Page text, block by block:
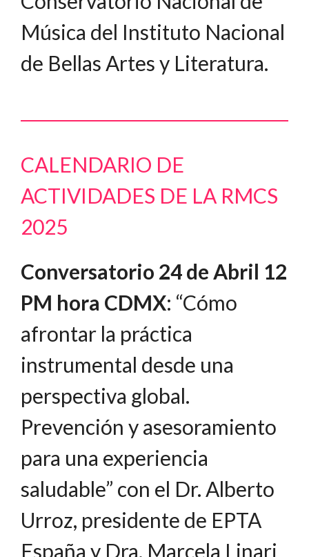
Música del Instituto Nacional
de Bellas Artes y Literatura.
CALENDARIO DE
ACTIVIDADES DE LA RMCS
2025
Conversatorio 24 de Abril 12
PM hora CDMX: “Cómo
afrontar la práctica
instrumental desde una
perspectiva global.
Prevención y asesoramiento
para una experiencia
saludable” con el Dr. Alberto
Urroz, presidente de EPTA
España y Dra. Marcela Linari